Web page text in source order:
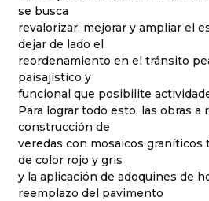
se busca
revalorizar, mejorar y ampliar el
dejar de lado el
reordenamiento en el tránsito
paisajístico y
funcional que posibilite
Para lograr todo esto, las obras a
construcción de
veredas con mosaicos graníticos
de color rojo y gris
y la aplicación de adoquines de
reemplazo del pavimento